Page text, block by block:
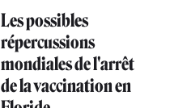
Les possibles
répercussions
mondiales de l'arrêt
de la vaccination en